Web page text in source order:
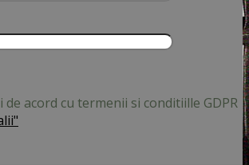
acord cu termenii si conditiille GDPR